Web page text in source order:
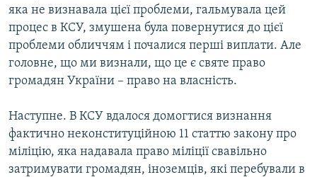
яка не визнавала цієї проблеми, гальмувала цей
процес в КСУ, змушена була повернутися до цієї
проблеми обличчям і почалися перші виплати. Але
головне, що ми визнали, що це є святе право
громадян України – право на власність.
Наступне. В КСУ вдалося домогтися визнання
фактично неконституційною 11 статтю закону про
міліцію, яка надавала право міліції свавільно
затримувати громадян, іноземців, які перебували в